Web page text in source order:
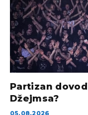
Partizan
Džejmsa?
05.08.2026